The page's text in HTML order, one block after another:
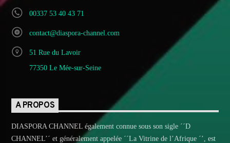
00337 53 40 43 71
contact@diaspora-channel.com
51 Rue du Lavoir
77350 Le Mée-sur-Seine
A PROPOS
DIASPORA CHANNEL également connue sous son sigle ´´D
CHANNEL’´ et généralement appelée ´´La Vitrine de l’Afrique ´’, est